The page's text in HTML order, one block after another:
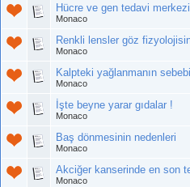
Hücre ve gen tedavi merkezi
Monaco
Renkli lensler göz
Monaco
Kalpteki yağlanmanın
Monaco
İşte beyne yarar gıdalar !
Monaco
Baş dönmesinin nedenleri
Monaco
Akciğer kanserinde en son
Monaco